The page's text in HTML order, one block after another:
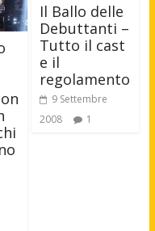
Il Ballo delle
Debuttanti –
Tutto il cast
e il
regolamento
9 Settembre
2008
1